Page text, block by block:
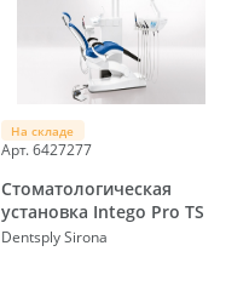
На складе
Арт. 6427277
Стоматологическая
установка Intego Pro TS
Dentsply Sirona